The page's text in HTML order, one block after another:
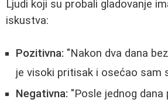
Ljudi koji su probali gladovanje
iskustva:
Pozitivna: "Nakon dva dana
je visoki pritisak i osećao sam
Negativna: "Posle jednog dana